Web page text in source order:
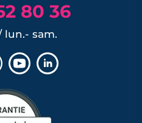
80 36
lun.- sam.